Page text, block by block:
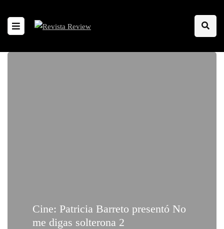
Cine: Patricia Barreto presentó No
me digas solterona 2